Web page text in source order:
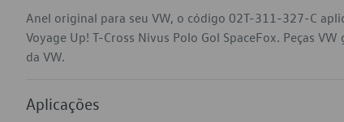
Anel original para seu VW, o código 02T-311-327-C
Voyage Up! T-Cross Nivus Polo Gol SpaceFox. Peças
da VW.
Aplicações